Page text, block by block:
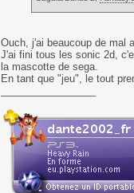
Citation:
proverbiale,
Tu préfères les jeux
contradiction.
Ouch, j'ai beaucoup de mal
J'ai fini tous les sonic 2d,
la mascotte de sega.
En tant que "jeu", le tout